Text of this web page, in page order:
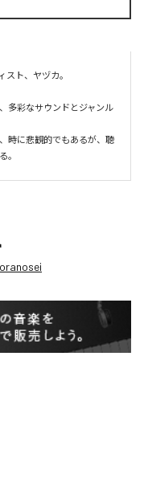
スト、ヤヅカ。
多彩なサウンドとジャンル
時に悲観的でもあるが、聴
。